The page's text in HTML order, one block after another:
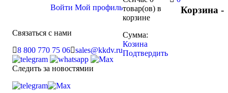
Корзина -
товар(ов) в
корзине
Сумма:
Козина
Подтвердить
Войти Мой профиль
Связаться с нами
8 800 770 75 06 sales@kkdv.ru
Следить за новостямии